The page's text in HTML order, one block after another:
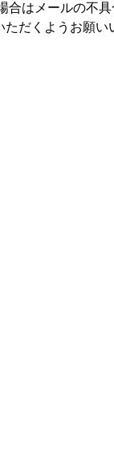
はメールの不具
だくようお願い